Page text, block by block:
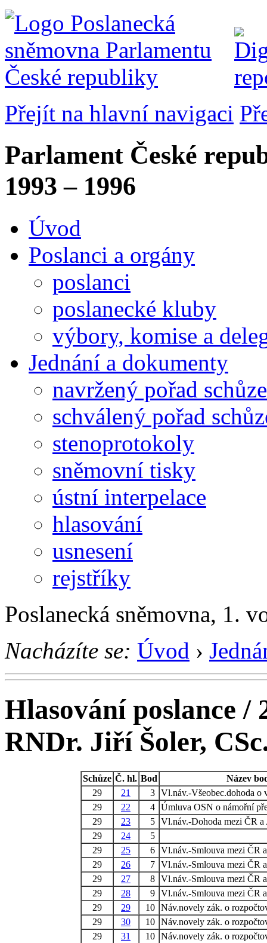
Přejít na hlavní navigaci
Parlament České
1993 – 1996
Úvod
Poslanci a orgány
poslanci
poslanecké kluby
výbory, komise a
Jednání a dokumenty
navržený pořad schůze
schválený pořad
stenoprotokoly
sněmovní tisky
ústní interpelace
hlasování
usnesení
rejstříky
Poslanecká sněmovna, 1.
Nacházíte se: Úvod ›
Hlasování poslance /
RNDr. Jiří Šoler,
Schůze Č. hl. Bod
Název
29
21 3 Vl.náv.-Všeobec.dohoda o
29
22 4 Úmluva OSN o námořní
29
23 5 Vl.náv.-Dohoda mezi ČR a
29
24
5
29
25 6 Vl.náv.-Smlouva mezi ČR
29
26 7 Vl.náv.-Smlouva mezi ČR
29
27 8 Vl.náv.-Smlouva mezi ČR
29
28 9 Vl.náv.-Smlouva mezi ČR
29
29 10 Náv.novely zák. o
29
30 10 Náv.novely zák. o
29
31 10 Náv.novely zák. o